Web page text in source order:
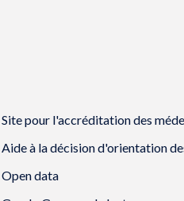
Site pour l'accréditation des
Aide à la décision d'orientation
Open data